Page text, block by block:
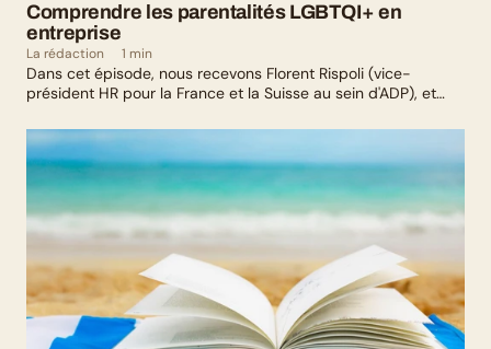
Comprendre les parentalités LGBTQI+ en
entreprise
La rédaction 1 min
Dans cet épisode, nous recevons Florent Rispoli (vice-
président HR pour la France et la Suisse au sein d'ADP), et
leurs parcours de parents LGBTQ+.